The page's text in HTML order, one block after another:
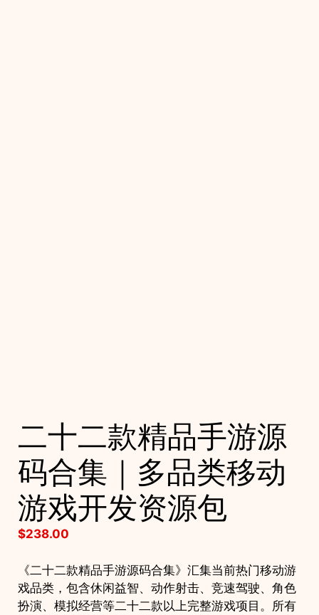
二十二款精品手游源
码合集｜多品类移动
游戏开发资源包
$238.00
《二十二款精品手游源码合集》汇集当前热门移动游
戏品类，包含休闲益智、动作射击、竞速驾驶、角色
扮演、模拟经营等二十二款以上完整游戏项目。所有